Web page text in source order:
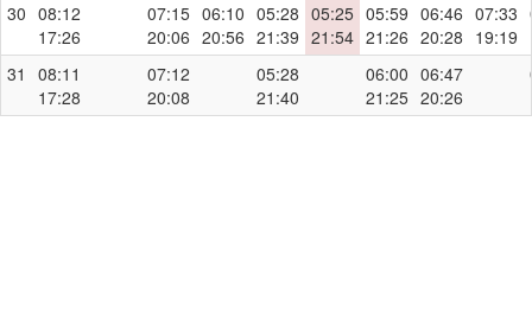
30 08:12
17:26
07:15
20:06
06:10
20:56
05:28
21:39
05:25
21:54
05:59
21:26
06:46
20:28
07:33
19:19
31
08:11
17:28
07:12
20:08
05:28
21:40
06:00
21:25
06:47
20:26